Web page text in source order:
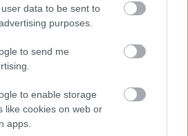
data to be sent to
purposes.
to send me
to enable storage
like cookies on web or
apps.
és Szujó Zoltán
járművek jövőjéről
24.
és Reaktor alapítvány közös
és Szujó Zoltán
vitája a motorsport és a
A beszélgetés elején
megosztó kérdéskört, ami